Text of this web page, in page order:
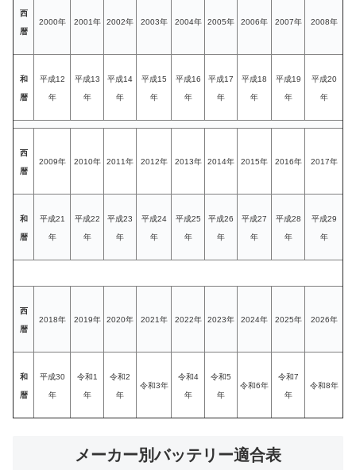
西
暦
2000年 2001年 2002年 2003年 2004年 2005年 2006年 2007年 2008年
和
暦
平成12
年
平成13
年
平成14
年
平成15
年
平成16
年
平成17
年
平成18
年
平成19
年
平成20
年
西
暦
2009年 2010年 2011年 2012年 2013年 2014年 2015年 2016年 2017年
和
暦
平成21
年
平成22
年
平成23
年
平成24
年
平成25
年
平成26
年
平成27
年
平成28
年
平成29
年
西
暦
2018年 2019年 2020年 2021年 2022年 2023年 2024年 2025年 2026年
和
暦
平成30
年
令和1
年
令和2
年
令和3年
令和4
年
令和5
年
令和6年
令和7
年
令和8年
メーカー別バッテリー適合表